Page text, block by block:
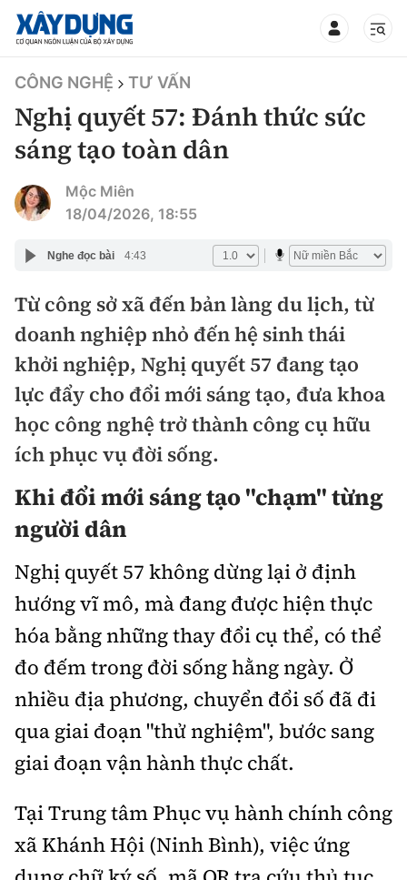
TIN BỘ XÂY DỰNG
CHUYÊN MỤC
Thời sự
Chính trị
Xã hội
Chuyện dọc đường
Cải chính
Xây dựng
Chỉ đạo điều hành
Quy hoạch kiến trúc
Giám định chất lượng
Quản lý đô thị
Giao thông
Quản lý
Đường bộ
Hàng không
Đường sắt
Đăng kiểm
Đường sắt tốc độ cao
Đường thủy
Hàng hải
Đường sắt đô thị
Nhà thầu
Kinh tế
Thị trường
Tài chính
Chứng khoán
Bảo hiểm
Doanh nghiệp
Pháp luật
Thanh tra
An ninh hình sự
Điều tra
Hỏi - Đáp
An toàn giao thông
Giao thông 24h
ATGT địa phương
Văn hóa giao thông
Lái xe an toàn
Chung tay vì ATGT
Gương sáng giao thông
Chất lượng sống
Giáo dục
Y tế
Đời sống
Văn hóa - Giải Trí
Văn hóa
Showbiz
Âm nhạc
Thể thao
Bóng đá
Bình luận
Hậu trường sao
Công nghệ
Công nghệ mới
Thế giới
Thời sự Quốc tế
CÔNG NGHỆ TƯ VẤN
Nghị quyết 57: Đánh thức sức
sáng tạo toàn dân
Mộc Miên
18/04/2026, 18:55
Nghe đọc bài 4:43
Từ công sở xã đến bản làng du lịch, từ
doanh nghiệp nhỏ đến hệ sinh thái
khởi nghiệp, Nghị quyết 57 đang tạo
lực đẩy cho đổi mới sáng tạo, đưa khoa
học công nghệ trở thành công cụ hữu
ích phục vụ đời sống.
Khi đổi mới sáng tạo "chạm" từng
người dân
Nghị quyết 57 không dừng lại ở định
hướng vĩ mô, mà đang được hiện thực
hóa bằng những thay đổi cụ thể, có thể
đo đếm trong đời sống hằng ngày. Ở
nhiều địa phương, chuyển đổi số đã đi
qua giai đoạn "thử nghiệm", bước sang
giai đoạn vận hành thực chất.
Tại Trung tâm Phục vụ hành chính công
xã Khánh Hội (Ninh Bình), việc ứng